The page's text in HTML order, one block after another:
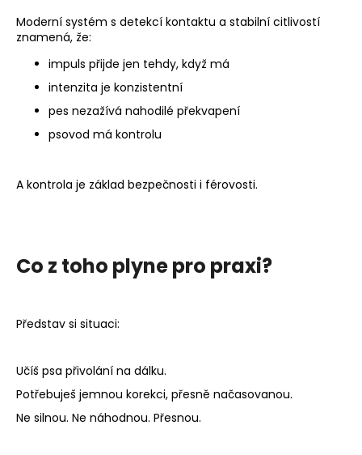
Moderní systém s detekcí kontaktu a stabilní citlivostí
znamená, že:
impuls přijde jen tehdy, když má
intenzita je konzistentní
pes nezažívá nahodilé překvapení
psovod má kontrolu
A kontrola je základ bezpečnosti i férovosti.
Co z toho plyne pro praxi?
Představ si situaci:
Učíš psa přivolání na dálku.
Potřebuješ jemnou korekci, přesně načasovanou.
Ne silnou. Ne náhodnou. Přesnou.